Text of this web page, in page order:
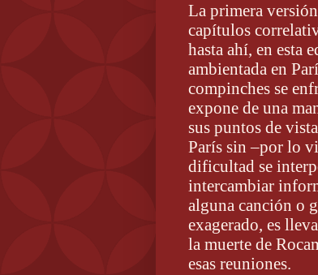
La primera
capítulos
hasta ahí, en esta
ambientada en
compinches se
expone de una
sus puntos de
París sin –por lo
dificultad se
intercambiar
alguna canción o
exagerado, es
la muerte de
esas reuniones.